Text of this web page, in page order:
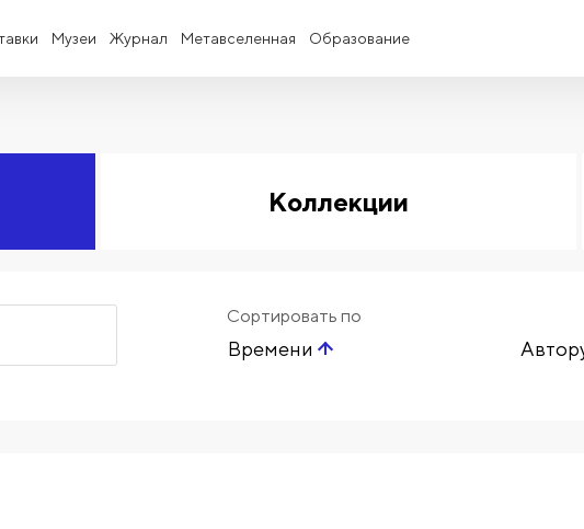
Музеи Журнал Метавселенная Образование
Коллекции
Сортировать по
Времени